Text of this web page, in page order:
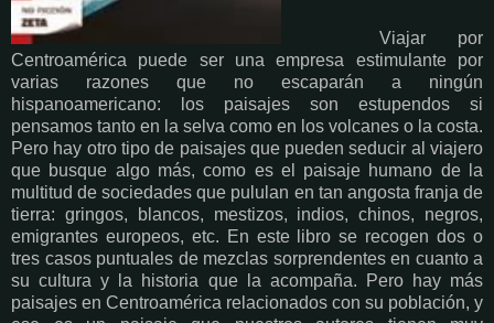
Viajar por
Centroamérica puede ser una empresa estimulante por
varias razones que no escaparán a ningún
hispanoamericano: los paisajes son estupendos si
pensamos tanto en la selva como en los volcanes o la costa.
Pero hay otro tipo de paisajes que pueden seducir al viajero
que busque algo más, como es el paisaje humano de la
multitud de sociedades que pululan en tan angosta franja de
tierra: gringos, blancos, mestizos, indios, chinos, negros,
emigrantes europeos, etc. En este libro se recogen dos o
tres casos puntuales de mezclas sorprendentes en cuanto a
su cultura y la historia que la acompaña. Pero hay más
paisajes en Centroamérica relacionados con su población, y